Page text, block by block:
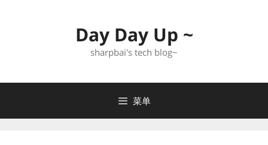
Day Day Up ~
sharpbai's tech blog~
菜单